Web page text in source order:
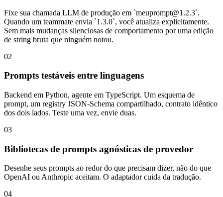
Fixe sua chamada LLM de produção em `meuprompt@1.2.3`.
Quando um teammate envia `1.3.0`, você atualiza explicitamente.
Sem mais mudanças silenciosas de comportamento por uma edição
de string bruta que ninguém notou.
02
Prompts testáveis entre linguagens
Backend em Python, agente em TypeScript. Um esquema de
prompt, um registry JSON-Schema compartilhado, contrato idêntico
dos dois lados. Teste uma vez, envie duas.
03
Bibliotecas de prompts agnósticas de provedor
Desenhe seus prompts ao redor do que precisam dizer, não do que
OpenAI ou Anthropic aceitam. O adaptador cuida da tradução.
04